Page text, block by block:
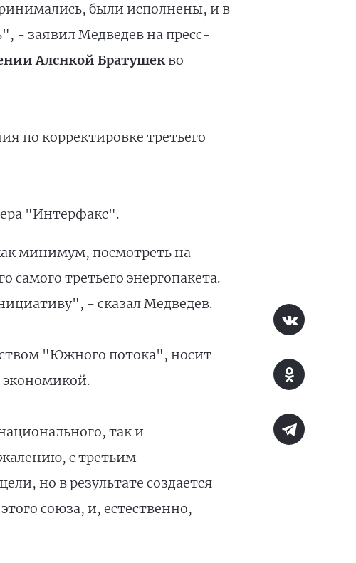
были исполнены, и в
- заявил Медведев на пресс-
Алснкой Братушекво
по корректировке третьего
"Интерфакс".
минимум, посмотреть на
третьего энергопакета.
- сказал Медведев.
"Южного потока", носит
экономикой.
так и
с третьим
но в результате создается
союза, и, естественно,